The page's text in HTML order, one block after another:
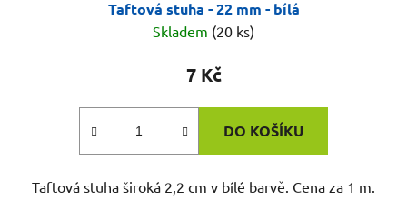
Taftová stuha - 22 mm - bílá
Skladem (20 ks)
7 Kč
DO KOŠÍKU
Taftová stuha široká 2,2 cm v bílé barvě. Cena za 1 m.